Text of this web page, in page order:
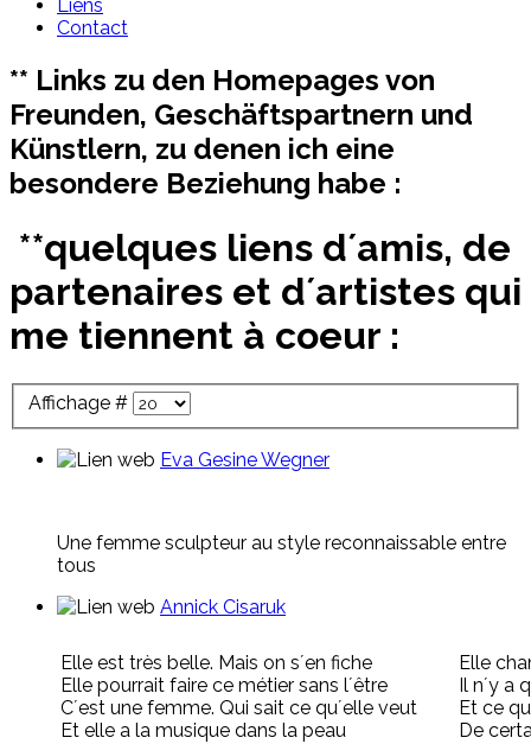
Liens
Contact
** Links zu den Homepages von
Freunden, Geschäftspartnern und
Künstlern, zu denen ich eine
besondere Beziehung habe :
**quelques liens d´amis, de
partenaires et d´artistes qui
me tiennent à coeur :
Affichage #
Eva Gesine Wegner
Une femme sculpteur au style reconnaissable entre
tous
Annick Cisaruk
Elle est très belle. Mais on s´en fiche
Elle pourrait faire ce métier sans l´être
C´est une femme. Qui sait ce qu´elle veut
Et elle a la musique dans la peau
Elle
Il n´y a
Et ce
De